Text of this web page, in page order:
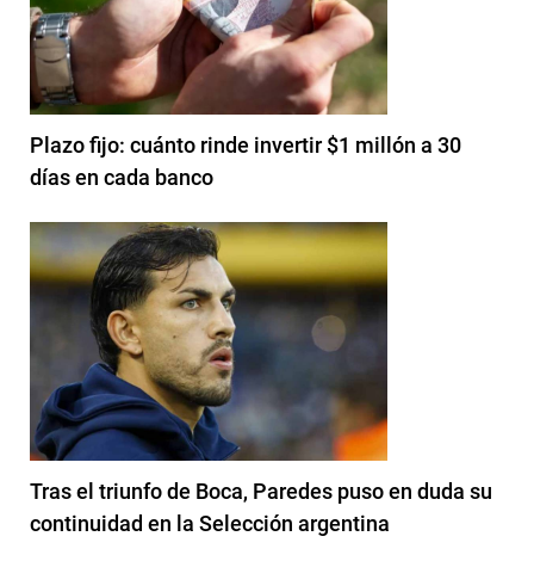
Plazo fijo: cuánto rinde invertir $1 millón a 30
días en cada banco
Tras el triunfo de Boca, Paredes puso en duda su
continuidad en la Selección argentina